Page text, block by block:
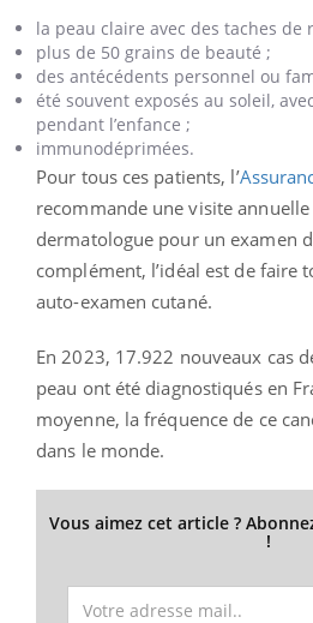
la peau claire avec des taches de
plus de 50 grains de beauté ;
des antécédents personnel ou
été souvent exposés au soleil,
pendant l’enfance ;
immunodéprimées.
Pour tous ces patients, l’
recommande une visite annuelle
dermatologue pour un examen
complément, l’idéal est de faire
auto-examen cutané.
En 2023, 17.922 nouveaux cas
peau ont été diagnostiqués en
moyenne, la fréquence de ce
dans le monde.
Vous aimez cet article ?
!